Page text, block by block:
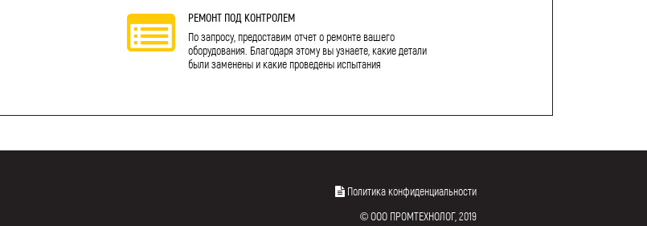
РЕМОНТ ПОД КОНТРОЛЕМ
По запросу, предоставим отчет о ремонте вашего
оборудования. Благодаря этому вы узнаете, какие детали
были заменены и какие проведены испытания
Политика конфиденциальности
© ООО ПРОМТЕХНОЛОГ, 2019